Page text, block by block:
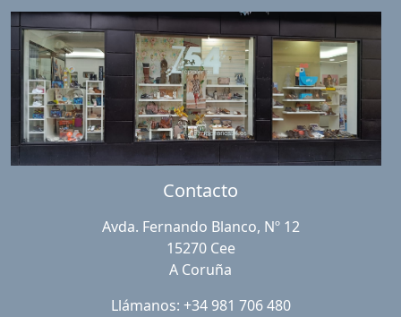
Contacto
Avda. Fernando Blanco, Nº 12
15270 Cee
A Coruña
Llámanos: +34 981 706 480